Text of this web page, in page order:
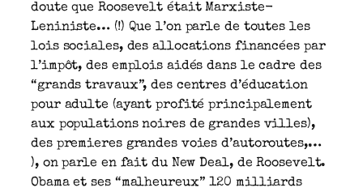
doute que Roosevelt était Marxiste-
Leniniste… (!) Que l’on parle de toutes les
lois sociales, des allocations financées par
l’impôt, des emplois aidés dans le cadre des
“grands travaux”, des centres d’éducation
pour adulte (ayant profité principalement
aux populations noires de grandes villes),
des premieres grandes voies d’autoroutes,…
), on parle en fait du New Deal, de Roosevelt.
Obama et ses “malheureux” 120 milliards